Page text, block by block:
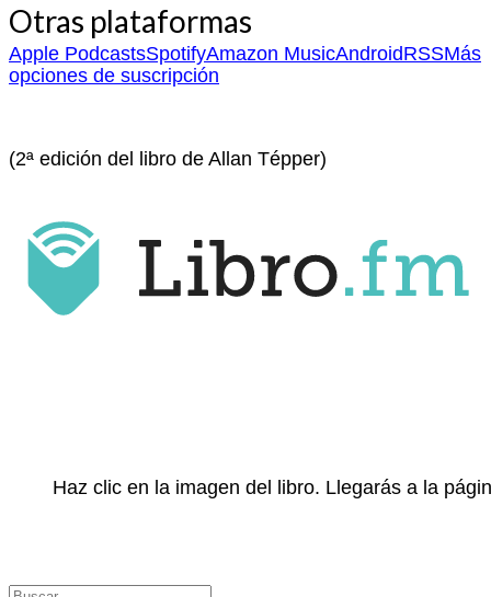
Otras plataformas
Apple PodcastsSpotifyAmazon MusicAndroidRSSMás
opciones de suscripción
(2ª edición del libro de Allan Tépper)
Haz clic en la imagen del libro. Llegarás a la